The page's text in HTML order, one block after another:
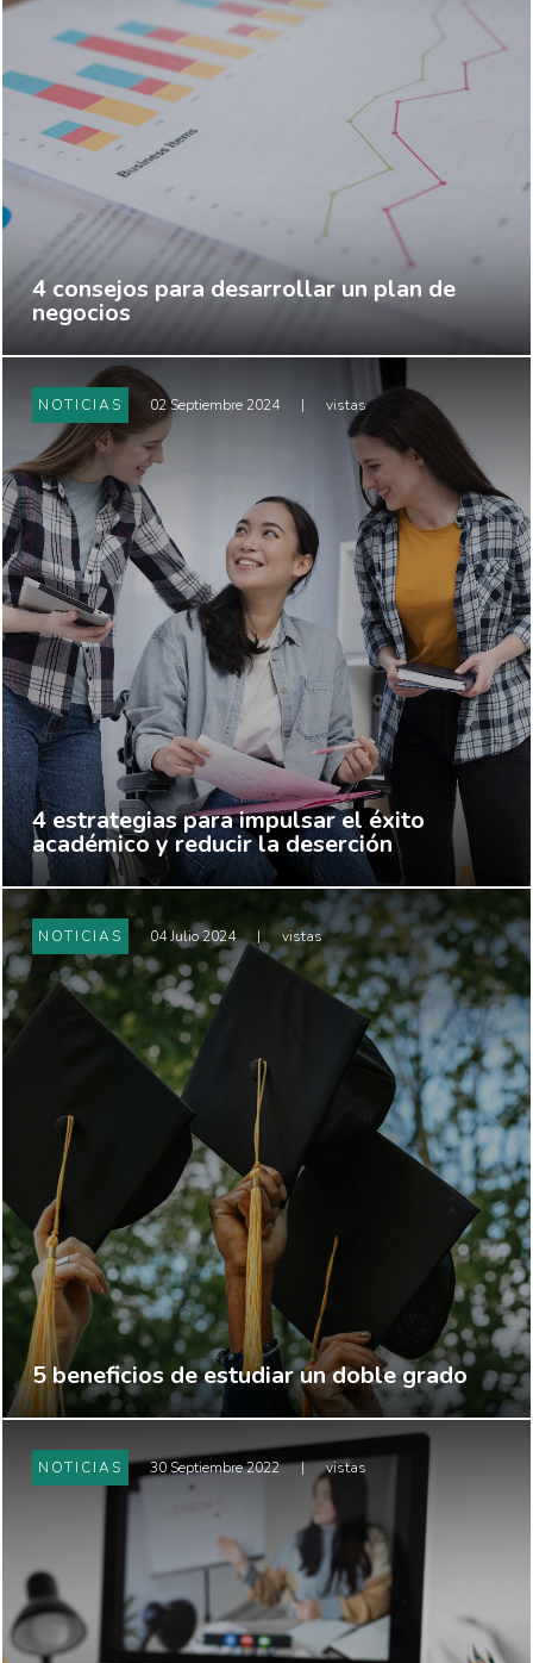
4 consejos para desarrollar un plan de
negocios
NOTICIAS 02 Septiembre 2024 | vistas
4 estrategias para impulsar el éxito
académico y reducir la deserción
NOTICIAS 04 Julio 2024 | vistas
5 beneficios de estudiar un doble grado
NOTICIAS 30 Septiembre 2022 | vistas